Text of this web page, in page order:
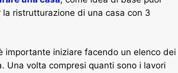
ristrutturazione di una casa con 3
importante iniziare facendo un elenco dei
Una volta compresi quanti sono i lavori